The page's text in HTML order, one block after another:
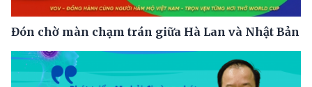
Đón chờ màn chạm trán giữa Hà Lan và Nhật Bản